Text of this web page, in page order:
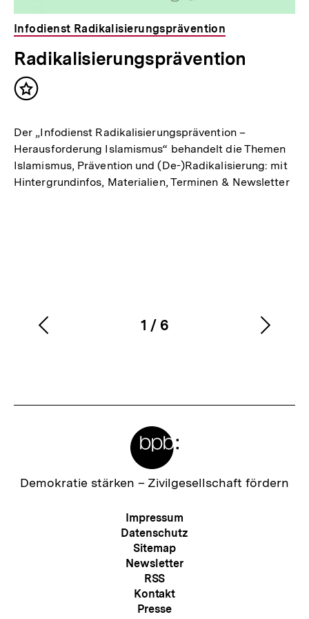
Infodienst Radikalisierungsprävention
Radikalisierungsprävention
Inhalt
Der „Infodienst Radikalisierungsprävention –
Herausforderung Islamismus“ behandelt die Themen
Islamismus, Prävention und (De-)Radikalisierung: mit
Hintergrundinfos, Materialien, Terminen & Newsletter
Karussellinhalt
1
von
/ 6
Vorherigen
Zur
Demokratie stärken – Zivilgesellschaft fördern
Meta-
Navigation
Impressum
Datenschutz
Sitemap
Newsletter
RSS
Kontakt
Presse